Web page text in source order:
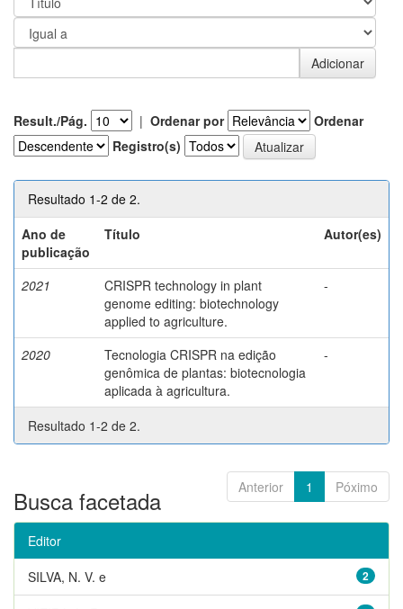
Result./Pág. | Ordenar por
Ordenar
Registro(s)
Resultado 1-2 de 2.
Ano de
publicação
Título Autor(es)
2021
CRISPR technology in plant
genome editing: biotechnology
applied to agriculture.
-
2020
Tecnologia CRISPR na edição
genômica de plantas: biotecnologia
aplicada à agricultura.
-
Resultado 1-2 de 2.
Anterior 1 Póximo
Busca facetada
Editor
2
SILVA, N. V. e